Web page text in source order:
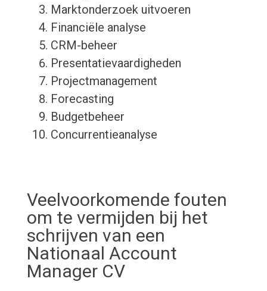
Marktonderzoek uitvoeren
Financiële analyse
CRM-beheer
Presentatievaardigheden
Projectmanagement
Forecasting
Budgetbeheer
Concurrentieanalyse
Veelvoorkomende fouten
om te vermijden bij het
schrijven van een
Nationaal Account
Manager CV